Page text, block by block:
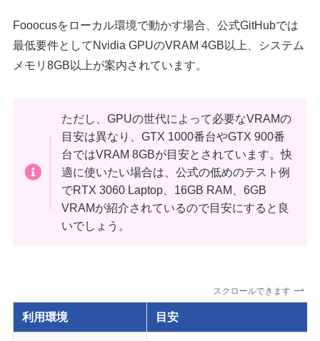
Fooocusをローカル環境で動かす場合、公式GitHubでは
最低要件としてNvidia GPUのVRAM 4GB以上、システム
メモリ8GB以上が案内されています。
ただし、GPUの世代によって必要なVRAMの
目安は異なり、GTX 1000番台やGTX 900番
台ではVRAM 8GBが目安とされています。快
適に使いたい場合は、公式の低めのテスト例
でRTX 3060 Laptop、16GB RAM、6GB
VRAMが紹介されているので目安にすると良
いでしょう。
スクロールできます
利用環境 目安